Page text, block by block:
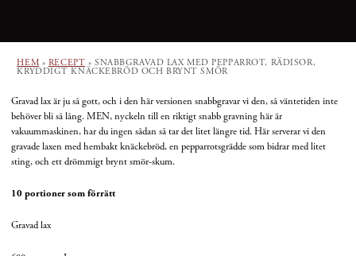
HEM » RECEPT » SNABBGRAVAD LAX MED PEPPARROT, RÄDISOR,
KRYDDIGT KNÄCKEBRÖD OCH BRYNT SMÖR
Gravad lax är ju så gott, och i den här versionen snabbgravar vi den, så väntetiden inte
behöver bli så lång. MEN, nyckeln till en riktigt snabb gravning här är
vakuummaskinen, har du ingen sådan så tar det litet längre tid. Här serverar vi den
gravade laxen med hembakt knäckebröd, en pepparrotsgrädde som bidrar med litet
sting, och ett drömmigt brynt smör-skum.
10 portioner som förrätt
Gravad lax